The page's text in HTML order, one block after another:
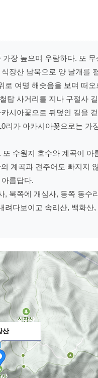
장 높으며 우람하다. 또
장산 남북으로 양 날개를
로 여명 해솟음을 보며 떠
탑 사거리를 지나 구절사
시아꽃으로 뒤덮인 길을
리가 아카시아꽃으로는 가
수원지 호수와 계곡이 아
계곡과 견주어도 빠지지
름답다.
, 북쪽에 개심사, 동쪽 동수
다보이고 속리산, 백화산,
산